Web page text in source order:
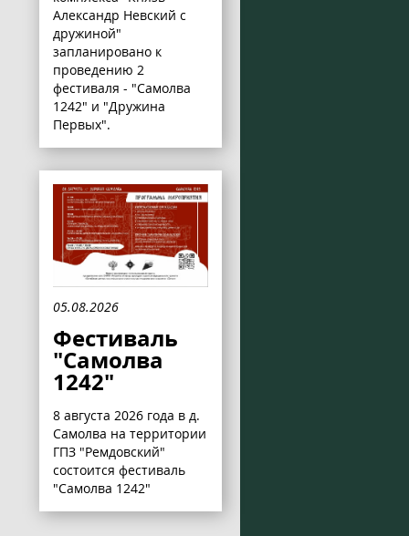
Александр Невский с
дружиной"
запланировано к
проведению 2
фестиваля - "Самолва
1242" и "Дружина
Первых".
05.08.2026
Фестиваль
"Самолва
1242"
8 августа 2026 года в д.
Самолва на территории
ГПЗ "Ремдовский"
состоится фестиваль
"Самолва 1242"